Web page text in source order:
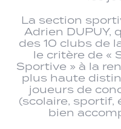
La section
Adrien DUPUY,
des 10 clubs de
le critère de «
Sportive » à la
plus haute
joueurs de
(scolaire,
bien